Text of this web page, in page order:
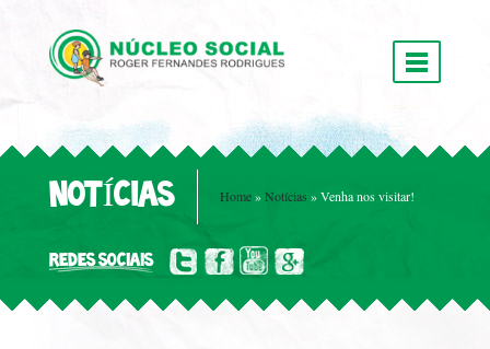
NOTÍCIAS Home » Notícias »Venha nos visitar!
REDES SOCIAIS